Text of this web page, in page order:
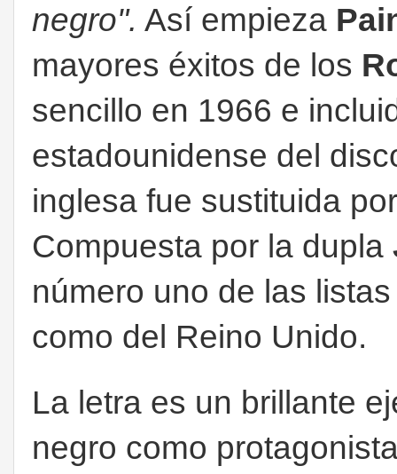
negro". Así empieza
mayores éxitos de los
sencillo en 1966 e
estadounidense del
inglesa fue sustituida
Compuesta por la dupla
número uno de las
como del Reino Unido.
La letra es un brillante
negro como